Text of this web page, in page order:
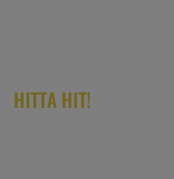
HITTA HIT!